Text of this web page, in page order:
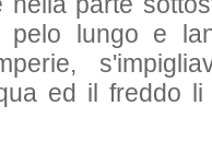
lungo e
ed il freddo